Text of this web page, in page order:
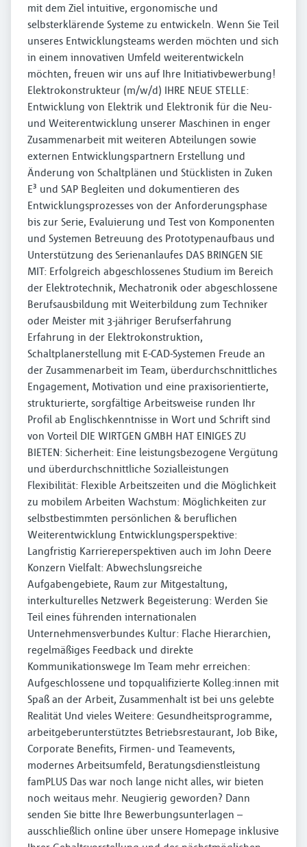
mit dem Ziel intuitive, ergonomische und
selbsterklärende Systeme zu entwickeln. Wenn Sie Teil
unseres Entwicklungsteams werden möchten und sich
in einem innovativen Umfeld weiterentwickeln
möchten, freuen wir uns auf Ihre Initiativbewerbung!
Elektrokonstrukteur (m/w/d) IHRE NEUE STELLE:
Entwicklung von Elektrik und Elektronik für die Neu-
und Weiterentwicklung unserer Maschinen in enger
Zusammenarbeit mit weiteren Abteilungen sowie
externen Entwicklungspartnern Erstellung und
Änderung von Schaltplänen und Stücklisten in Zuken
E³ und SAP Begleiten und dokumentieren des
Entwicklungsprozesses von der Anforderungsphase
bis zur Serie, Evaluierung und Test von Komponenten
und Systemen Betreuung des Prototypenaufbaus und
Unterstützung des Serienanlaufes DAS BRINGEN SIE
MIT: Erfolgreich abgeschlossenes Studium im Bereich
der Elektrotechnik, Mechatronik oder abgeschlossene
Berufsausbildung mit Weiterbildung zum Techniker
oder Meister mit 3-jähriger Berufserfahrung
Erfahrung in der Elektrokonstruktion,
Schaltplanerstellung mit E-CAD-Systemen Freude an
der Zusammenarbeit im Team, überdurchschnittliches
Engagement, Motivation und eine praxisorientierte,
strukturierte, sorgfältige Arbeitsweise runden Ihr
Profil ab Englischkenntnisse in Wort und Schrift sind
von Vorteil DIE WIRTGEN GMBH HAT EINIGES ZU
BIETEN: Sicherheit: Eine leistungsbezogene Vergütung
und überdurchschnittliche Sozialleistungen
Flexibilität: Flexible Arbeitszeiten und die Möglichkeit
zu mobilem Arbeiten Wachstum: Möglichkeiten zur
selbstbestimmten persönlichen & beruflichen
Weiterentwicklung Entwicklungsperspektive:
Langfristig Karriereperspektiven auch im John Deere
Konzern Vielfalt: Abwechslungsreiche
Aufgabengebiete, Raum zur Mitgestaltung,
interkulturelles Netzwerk Begeisterung: Werden Sie
Teil eines führenden internationalen
Unternehmensverbundes Kultur: Flache Hierarchien,
regelmäßiges Feedback und direkte
Kommunikationswege Im Team mehr erreichen:
Aufgeschlossene und topqualifizierte Kolleg:innen mit
Spaß an der Arbeit, Zusammenhalt ist bei uns gelebte
Realität Und vieles Weitere: Gesundheitsprogramme,
arbeitgeberunterstütztes Betriebsrestaurant, Job Bike,
Corporate Benefits, Firmen- und Teamevents,
modernes Arbeitsumfeld, Beratungsdienstleistung
famPLUS Das war noch lange nicht alles, wir bieten
noch weitaus mehr. Neugierig geworden? Dann
senden Sie bitte Ihre Bewerbungsunterlagen –
ausschließlich online über unsere Homepage inklusive